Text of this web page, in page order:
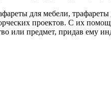
для мебели,
проектов. С их
или предмет, придав ему